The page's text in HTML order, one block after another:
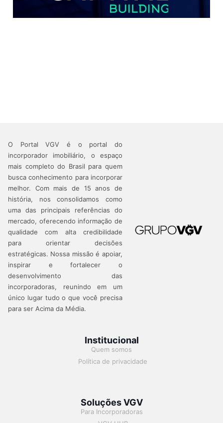
O Portal VGV é o portal do
incorporador imobiliário, o espaço
mais completo do Brasil para quem
busca conhecimento para incorporar
melhor. Com mais de 15 anos de
história, nos consolidamos como
uma das principais referências do
mercado, oferecendo informação de
qualidade com alta credibilidade
para orientar decisões
estratégicas. Nossa missão é apoiar,
inspirar e fortalecer o
desenvolvimento das
incorporadoras, reunindo em um
único lugar tudo o que você precisa
para ser Acima da Média.
Institucional
Quem somos
Política de privacidade
Soluções VGV
Para Incorporadoras